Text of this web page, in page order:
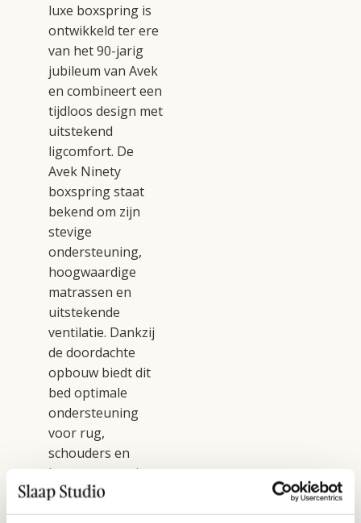
luxe boxspring is
ontwikkeld ter ere
van het 90-jarig
jubileum van Avek
en combineert een
tijdloos design met
uitstekend
ligcomfort. De
Avek Ninety
boxspring staat
bekend om zijn
stevige
ondersteuning,
hoogwaardige
matrassen en
uitstekende
ventilatie. Dankzij
de doordachte
opbouw biedt dit
bed optimale
ondersteuning
voor rug,
schouders en
heupen, waardoor
je elke ochtend
uitgerust wakker